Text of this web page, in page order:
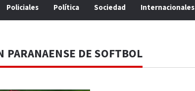
Policiales Política Sociedad Internacionales
PARANAENSE DE SOFTBOL